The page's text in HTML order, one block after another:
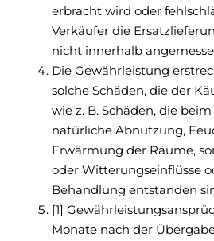
erbracht wird oder
Verkäufer die
nicht innerhalb
Die Gewährleistung
solche Schäden, die der
wie z. B. Schäden, die
natürliche Abnutzung,
Erwärmung der Räume,
oder Witterungseinflüsse
Behandlung entstanden
[1]
Monate nach der